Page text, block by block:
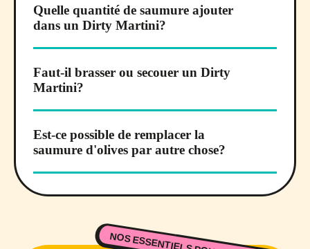
Quelle quantité de saumure ajouter
dans un Dirty Martini?
Faut-il brasser ou secouer un Dirty
Martini?
Est-ce possible de remplacer la
saumure d'olives par autre chose?